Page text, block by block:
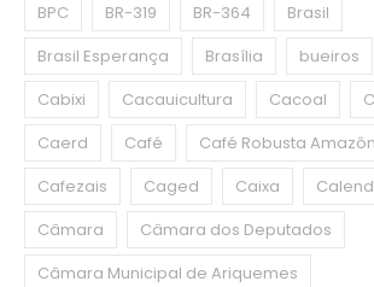
BPC
BR-319 BR-364
Brasil
Brasil Esperança
Brasília bueiros
Cabixi
Cacauicultura Cacoal
Caerd
Café
Café Robusta
Cafezais
Caged Caixa
Câmara
Câmara dos Deputados
Câmara Municipal de Ariquemes